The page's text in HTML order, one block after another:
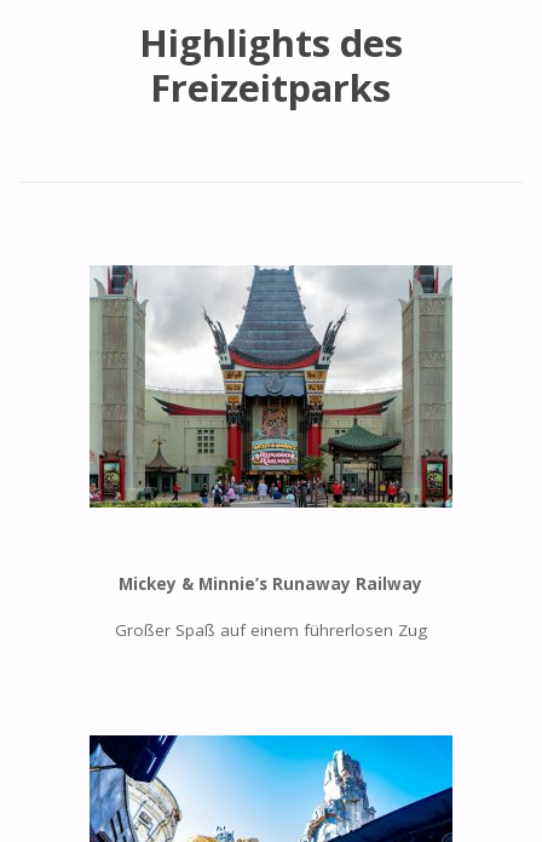
Highlights des
Freizeitparks
Mickey & Minnie’s Runaway Railway
Großer Spaß auf einem führerlosen Zug